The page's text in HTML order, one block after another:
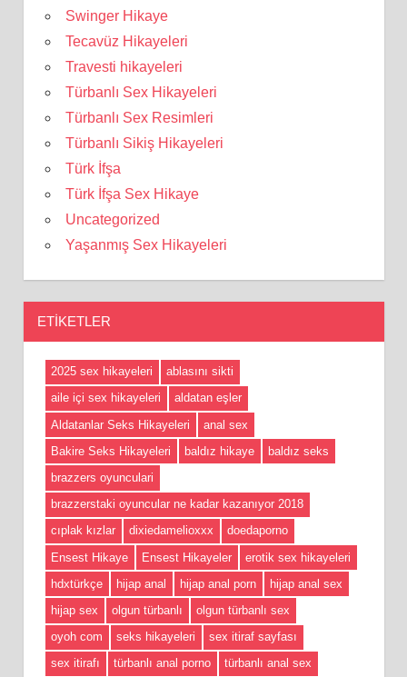
Swinger Hikaye
Tecavüz Hikayeleri
Travesti hikayeleri
Türbanlı Sex Hikayeleri
Türbanlı Sex Resimleri
Türbanlı Sikiş Hikayeleri
Türk İfşa
Türk İfşa Sex Hikaye
Uncategorized
Yaşanmış Sex Hikayeleri
ETIKETLER
2025 sex hikayeleri
ablasını sikti
aile içi sex hikayeleri
aldatan eşler
Aldatanlar Seks Hikayeleri
anal sex
Bakire Seks Hikayeleri
baldız hikaye
baldız seks
brazzers oyunculari
brazzerstaki oyuncular ne kadar kazanıyor 2018
cıplak kızlar
dixiedamelioxxx
doedaporno
Ensest Hikaye
Ensest Hikayeler
erotik sex hikayeleri
hdxtürkçe
hijap anal hijap anal porn
hijap anal sex
hijap sex
olgun türbanlı
olgun türbanlı sex
oyoh com
seks hikayeleri
sex itiraf sayfası
sex itirafı
türbanlı anal porno türbanlı anal sex